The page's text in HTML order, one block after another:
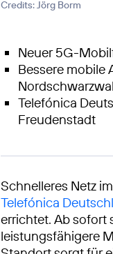
Credits: Jörg Borm
Neuer 5G-
Bessere mobile
Telefónica
Freudenstadt
Schnelleres Netz
Telefónica
errichtet. Ab sofort
leistungsfähigere